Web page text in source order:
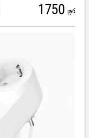
1750 руб